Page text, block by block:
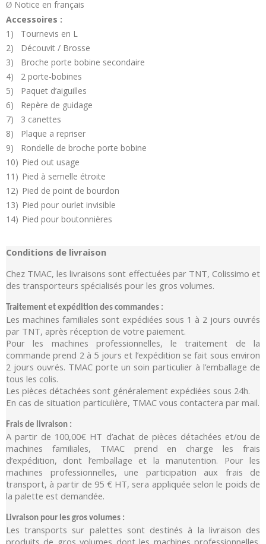
Ø Notice en français
Accessoires :
1)
Tournevis en L
2)
Découvit / Brosse
3)
Broche porte bobine secondaire
4)
2 porte-bobines
5)
Paquet d’aiguilles
6)
Repère de guidage
7)
3 canettes
8)
Plaque a repriser
9)
Rondelle de broche porte bobine
10) Pied out usage
11) Pied à semelle étroite
12) Pied de point de bourdon
13) Pied pour ourlet invisible
14) Pied pour boutonnières
Conditions de livraison
Chez TMAC, les livraisons sont effectuées par TNT, Colissimo et
des transporteurs spécialisés pour les gros volumes.
Traitement et expédition des commandes :
Les machines familiales sont expédiées sous 1 à 2 jours ouvrés
par TNT, après réception de votre paiement.
Pour les machines professionnelles, le traitement de la
commande prend 2 à 5 jours et l’expédition se fait sous environ
2 jours ouvrés. TMAC porte un soin particulier à l’emballage de
tous les colis.
Les pièces détachées sont généralement expédiées sous 24h.
En cas de situation particulière, TMAC vous contactera par mail.
Frais de livraison :
A partir de 100,00€ HT d’achat de pièces détachées et/ou de
machines familiales, TMAC prend en charge les frais
d’expédition, dont l’emballage et la manutention. Pour les
machines professionnelles, une participation aux frais de
transport, à partir de 95 € HT, sera appliquée selon le poids de
la palette est demandée.
Livraison pour les gros volumes :
Les transports sur palettes sont destinés à la livraison des
produits de gros volumes dont les machines professionnelles.